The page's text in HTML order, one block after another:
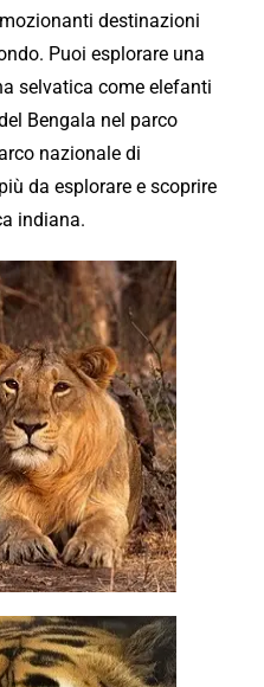
destinazioni
Puoiesplorare una
selvatica come elefanti
Bengala nel parco
nazionale di
da esplorare e scoprire
indiana.